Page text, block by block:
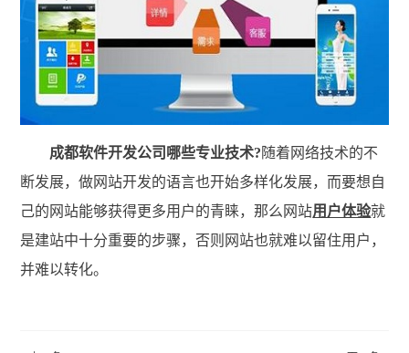
成都软件开发公司哪些专业技术?随着网络技术的不
断发展，做网站开发的语言也开始多样化发展，而要想自
己的网站能够获得更多用户的青睐，那么网站用户体验就
是建站中十分重要的步骤，否则网站也就难以留住用户，
并难以转化。